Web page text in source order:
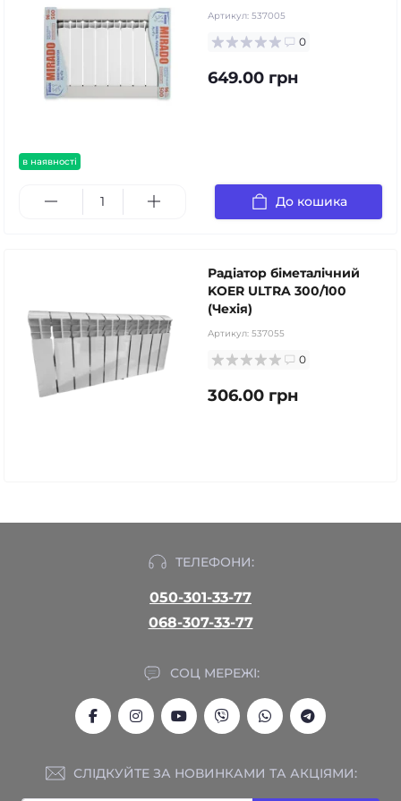
в наявності
Артикул: 537005
0
649.00 грн
До кошика
Радіатор біметалічний
KOER ULTRA 300/100
(Чехія)
Артикул: 537055
0
306.00 грн
ТЕЛЕФОНИ:
050-301-33-77
068-307-33-77
СОЦ МЕРЕЖІ:
СЛІДКУЙТЕ ЗА НОВИНКАМИ ТА АКЦІЯМИ: